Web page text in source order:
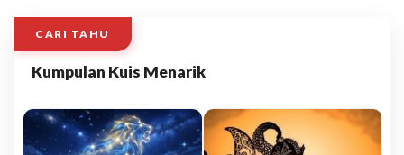
CARI TAHU
Kumpulan Kuis Menarik